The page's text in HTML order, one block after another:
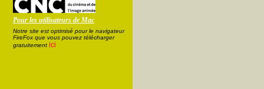
Pour les utilisateurs de Mac
Notre site est optimisé pour le navigateur
FireFox que vous pouvez télécharger
gratuitement ici